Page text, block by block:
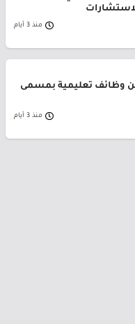
منذ 3 أيام
وظائف تعليمية بمسمى
منذ 3 أيام